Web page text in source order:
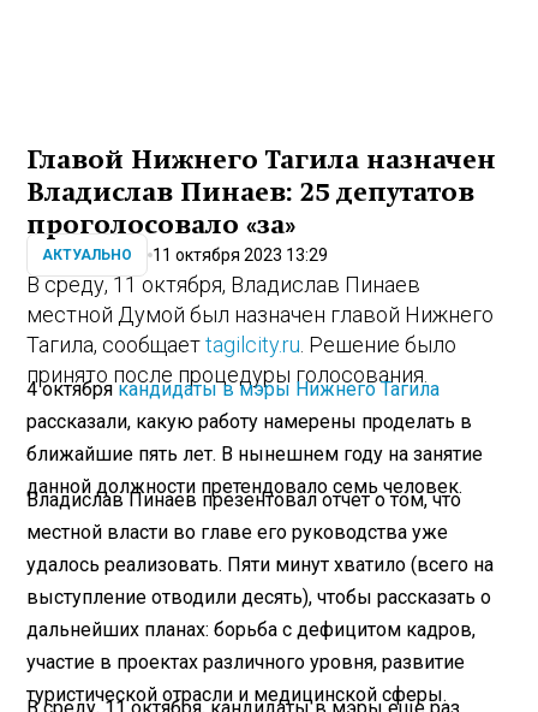
Главой Нижнего Тагила назначен
Владислав Пинаев: 25 депутатов
проголосовало «за»
АКТУАЛЬНО 11 октября 2023 13:29
В среду, 11 октября, Владислав Пинаев
местной Думой был назначен главой Нижнего
Тагила, сообщаетtagilcity.ru . Решение было
принято после процедуры голосования.
4 октябрякандидаты в мэры Нижнего Тагила
рассказали, какую работу намерены проделать в
ближайшие пять лет. В нынешнем году на занятие
данной должности претендовало семь человек.
Владислав Пинаев презентовал отчет о том, что
местной власти во главе его руководства уже
удалось реализовать. Пяти минут хватило (всего на
выступление отводили десять), чтобы рассказать о
дальнейших планах: борьба с дефицитом кадров,
участие в проектах различного уровня, развитие
туристической отрасли и медицинской сферы.
В среду, 11 октября, кандидаты в мэры еще раз